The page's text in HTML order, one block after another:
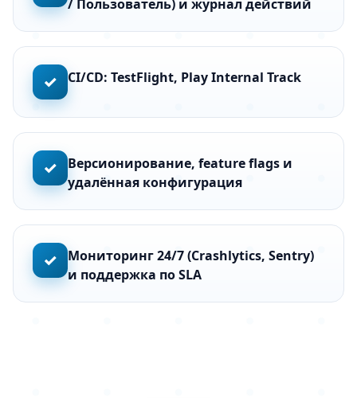
/ Пользователь) и журнал действий
✓ CI/CD: TestFlight, Play Internal Track
✓
Версионирование, feature flags и
удалённая конфигурация
✓
Мониторинг 24/7 (Crashlytics, Sentry)
и поддержка по SLA